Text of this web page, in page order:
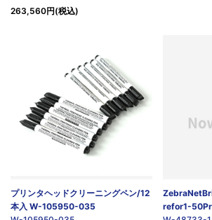
263,560円(税込)
プリンタヘッドクリーニングペン/12
本入 W-105950-035
refor1-